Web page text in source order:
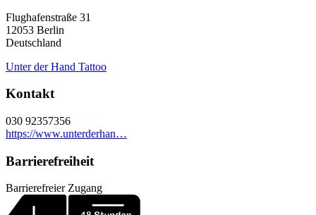
Flughafenstraße 31
12053 Berlin
Deutschland
Unter der Hand Tattoo
Kontakt
030 92357356
https://www.unterderhan…
Barrierefreiheit
Barrierefreier Zugang